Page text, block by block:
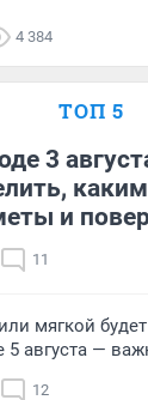
4 384
ТОП 5
3
и
11
мягкой
5 августа —
12